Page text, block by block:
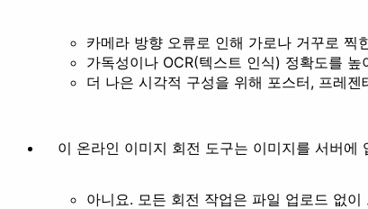
배경 제거
카메라 방향 오류로 인해 가로나 거꾸로 찍
가독성이나 OCR(텍스트 인식) 정확도를
더 나은 시각적 구성을 위해 포스터, 프레
이 온라인 이미지 회전 도구는 이미지를 서버에
아니요. 모든 회전 작업은 파일 업로드 없